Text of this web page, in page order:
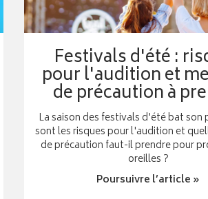
Festivals d'été :
pour l'audition et
de précaution à
La saison des festivals d'été bat son
sont les risques pour l'audition et
de précaution faut-il prendre pour
oreilles ?
Poursuivre l’article »